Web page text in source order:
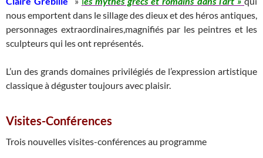
nous emportent dans le sillage des dieux et des héros antiques,
personnages extraordinaires,magnifiés par les peintres et les
sculpteurs qui les ont représentés.
L’un des grands domaines privilégiés de l’expression artistique
classique à déguster toujours avec plaisir.
Visites-Conférences
Trois nouvelles visites-conférences au programme